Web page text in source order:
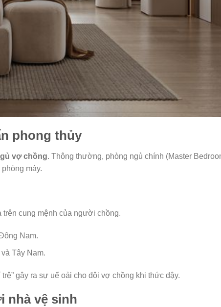
phong thủy
vợ chồng. Thông thường, phòng ngủ chính (Master
máy.
cung mệnh của người chồng.
Nam.
Tây Nam.
gây ra sự uể oải cho đôi vợ chồng khi thức dậy.
nhà vệ sinh